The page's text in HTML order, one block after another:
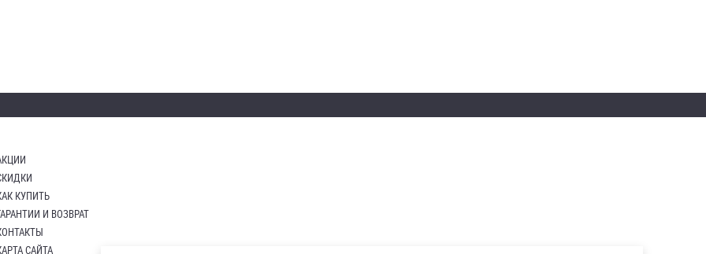
КУПИТЬ
И ВОЗВРАТ
САЙТА